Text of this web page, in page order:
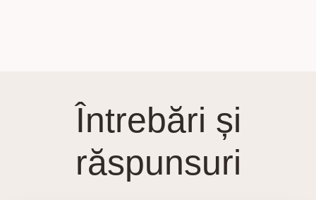
Întrebări și
răspunsuri